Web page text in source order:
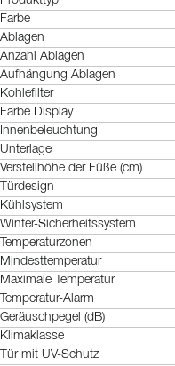
Farbe
Ablagen
Anzahl Ablagen
Aufhängung Ablagen
Kohlefilter
Farbe Display
Innenbeleuchtung
Unterlage
Verstellhöhe der Füße (cm)
Türdesign
Kühlsystem
Winter-Sicherheitssystem
Temperaturzonen
Mindesttemperatur
Maximale Temperatur
Temperatur-Alarm
Geräuschpegel (dB)
Klimaklasse
Tür mit UV-Schutz